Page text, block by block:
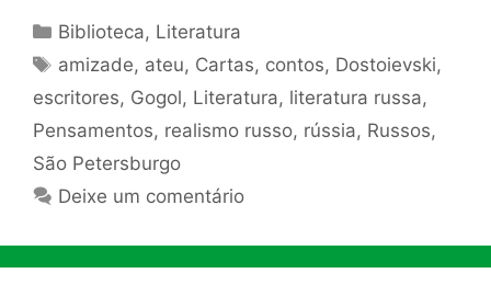
Categorias
Biblioteca, Literatura
Tags
amizade, ateu, Cartas, contos, Dostoievski,
escritores, Gogol, Literatura, literatura russa,
Pensamentos, realismo russo, rússia, Russos,
São Petersburgo
Deixe um comentário